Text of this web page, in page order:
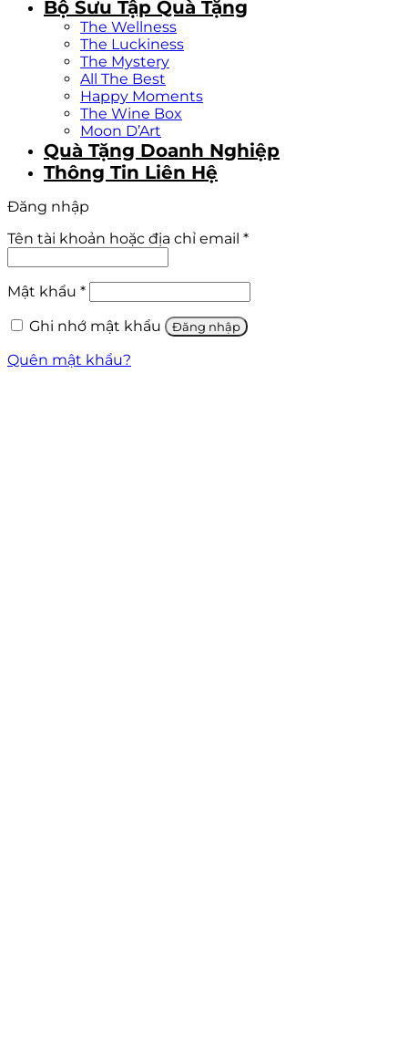
Bộ Sưu Tập Quà Tặng
The Wellness
The Luckiness
The Mystery
All The Best
Happy Moments
The Wine Box
Moon D’Art
Quà Tặng Doanh Nghiệp
Thông Tin Liên Hệ
Đăng nhập
Tên tài khoản hoặc địa chỉ email *
Mật khẩu *
Ghi nhớ mật khẩu
Đăng nhập
Quên mật khẩu?